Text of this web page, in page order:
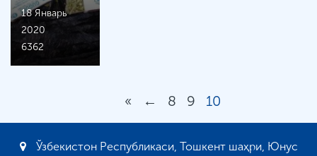
18 Январь
2020
6362
« ← 8 9 10
Ўзбекистон Республикаси, Тошкент шаҳри, Юнус